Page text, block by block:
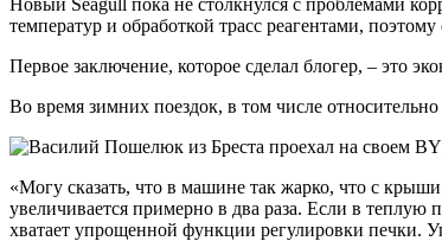
температур и обработкой трасс реагентами,
Первое заключение, которое сделал блогер, – это
Во время зимних поездок, в том числе
«Могу сказать, что в машине так жарко, что с
увеличивается примерно в два раза. Если в теплую
хватает упрощенной функции регулировки печки.